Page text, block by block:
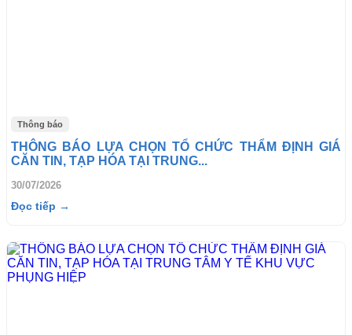
Thông báo
THÔNG BÁO LỰA CHỌN TỔ CHỨC THẨM ĐỊNH GIÁ
CĂN TIN, TẠP HÓA TẠI TRUNG...
30/07/2026
Đọc tiếp →